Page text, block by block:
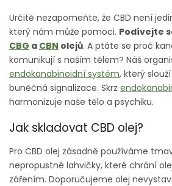
Určitě nezapomeňte, že CBD není
který nám může pomoci. Podívejte
CBG a CBN olejů. A ptáte se proč
komunikují s naším tělem? Náš
endokanabinoidní systém, který
buněčná signalizace. Skrz
harmonizuje naše tělo a psychiku.
Jak skladovat CBD olej?
Pro CBD olej zásadně používáme
nepropustné lahvičky, které chrání
zářením. Doporučujeme olej